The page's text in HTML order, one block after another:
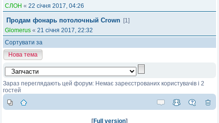
СЛОН « 22 січня 2017, 04:26
Продам фонарь потолочный Crown [1]
Glomerus « 21 січня 2017, 22:32
Сортувати за
Нова тема
Зараз переглядають цей форум: Немає зареєстрованих користувачів і 2
гостей
[Full version]